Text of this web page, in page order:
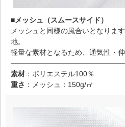
■メッシュ（スムースサイド）
メッシュと同様の風合いとなりま
地。
軽量な素材となるため、通気性・
素材 ：ポリエステル100％
重さ ：メッシュ：150g/㎡